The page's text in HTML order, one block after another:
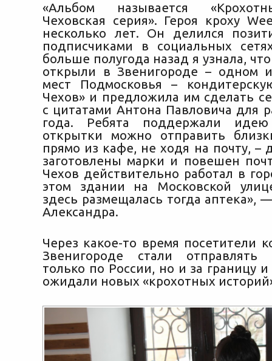
«Альбом называется
Чеховская серия». Героя кроху
несколько лет. Он делился
подписчиками в социальных
больше полугода назад я узнала,
открыли в Звенигороде – одном
мест Подмосковья –
Чехов» и предложила им сделать
с цитатами Антона Павловича для
года. Ребята поддержали
открытки можно отправить
прямо из кафе, не ходя на почту, –
заготовлены марки и повешен
Чехов действительно работал в
этом здании на Московской
здесь размещалась тогда аптека»,
Александра.
Через какое-то время посетители
Звенигороде стали
только по России, но и за границу
ожидали новых «крохотных